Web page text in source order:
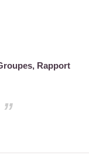
Rapport